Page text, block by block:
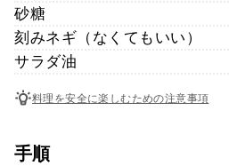
砂糖
刻みネギ（なくてもいい）
サラダ油
料理を安全に楽しむための注意事項
手順